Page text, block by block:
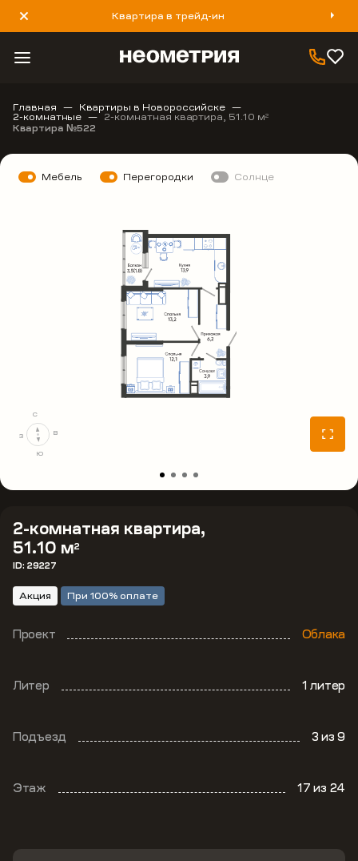
Квартира в трейд-ин
8 800 777 40 93
Главная Квартиры в Новороссийске
2-комнатные 2-комнатная квартира, 51.10 м2
Квартира №522
2-комнатная квартира,
51.10 м2
ID: 29227
Акция При 100% оплате
Проект Облака
Литер 1 литер
Подъезд 3из 9
Этаж 17из 24
Мебель Перегородки Солнце
С
В
Ю
З